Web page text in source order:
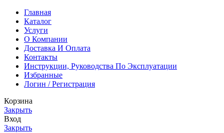
Главная
Каталог
Услуги
О Компании
Доставка И Оплата
Контакты
Инструкции, Руководства По Эксплуатации
Избранные
Логин / Регистрация
Корзина
Закрыть
Вход
Закрыть